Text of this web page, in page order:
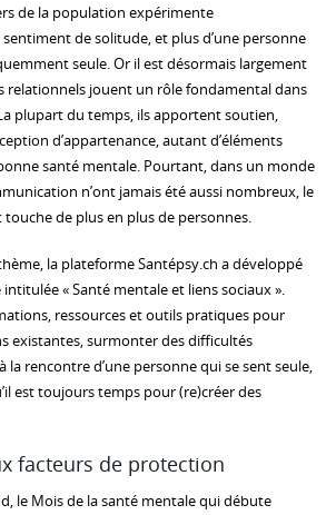
de la population expérimente
de solitude, et plus d’une personne
seule. Or il est désormais largement
relationnels jouent un rôle fondamental dans
plupart du temps, ils apportent soutien,
d’appartenance, autant d’éléments
santé mentale. Pourtant, dans un monde
n’ont jamais été aussi nombreux, le
de plus en plus de personnes.
la plateforme Santépsy.ch a développé
« Santé mentale et liens sociaux ».
ressources et outils pratiques pour
existantes, surmonter des difficultés
la rencontre d’une personne qui se sent seule,
est toujours temps pour (re)créer des
facteurs de protection
le Mois de la santé mentale qui débute